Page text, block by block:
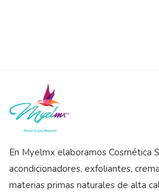
En Myelmx elaboramos Cosmética
acondicionadores, exfoliantes,
materias primas naturales de alta